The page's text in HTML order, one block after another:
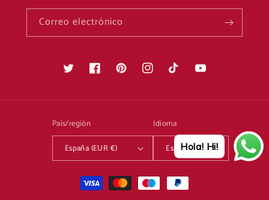
Correo electrónico
Twitter FacebookPinterestInstagramTikTok YouTube
País/región
España (EUR €)
Idioma
Español
Formas
de
Hola! Hi!